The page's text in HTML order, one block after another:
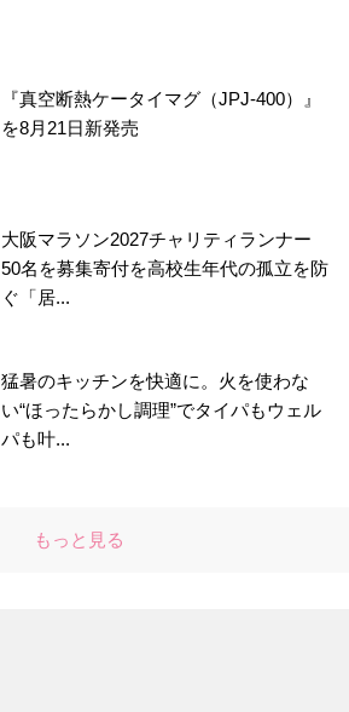
『真空断熱ケータイマグ（JPJ-400）』
を8月21日新発売
大阪マラソン2027チャリティランナー
50名を募集寄付を高校生年代の孤立を防
ぐ「居...
猛暑のキッチンを快適に。火を使わな
い“ほったらかし調理”でタイパもウェル
パも叶...
もっと見る